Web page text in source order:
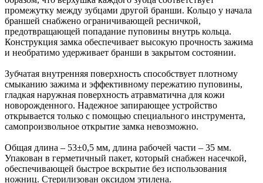
промежутку между зубцами другой бранши. Кольцо у начала
браншей снабжено ограничивающей ресничкой,
предотвращающей попадание пуповины внутрь кольца.
Конструкция замка обеспечивает высокую прочность зажима
и необратимо удерживает бранши в закрытом состоянии.
Зубчатая внутренняя поверхность способствует плотному
смыканию зажима и эффективному пережатию пуповины,
гладкая наружная поверхность атравматична для кожи
новорожденного. Надежное запирающее устройство
открывается только с помощью специального инструмента,
самопроизвольное открытие замка невозможно.
Общая длина – 53±0,5 мм, длина рабочей части – 35 мм.
Упакован в герметичный пакет, который снабжен насечкой,
обеспечивающей быстрое вскрытие без использования
ножниц. Стерилизован оксидом этилена.